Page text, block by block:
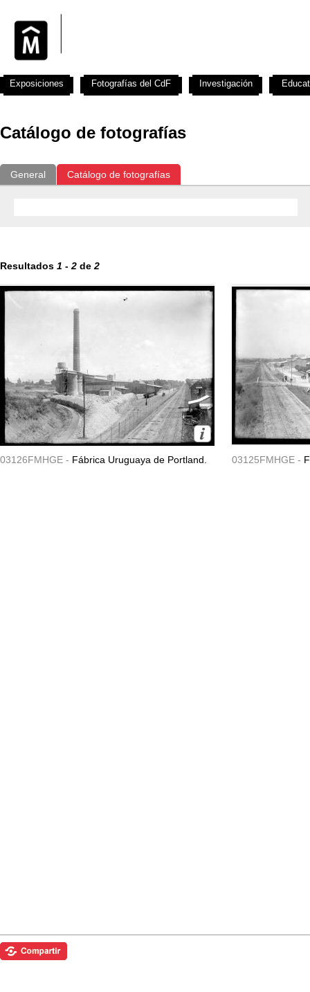
Catálogo de fotografías
General Catálogo de fotografías
Resultados 1 - 2 de 2
03126FMHGE - Fábrica Uruguaya de Portland. 03125FMHGE -
Exposiciones Fotografías del CdF Investigación